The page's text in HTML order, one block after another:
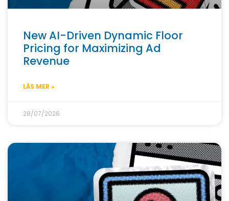
New AI-Driven Dynamic Floor
Pricing for Maximizing Ad
Revenue
LÄS MER »
28/07/2026